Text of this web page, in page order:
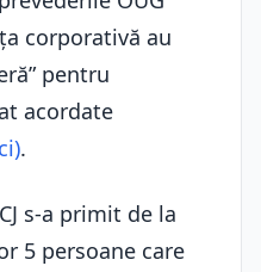
corporativă au
pentru
acordate
.
s-a primit de la
5 persoane care